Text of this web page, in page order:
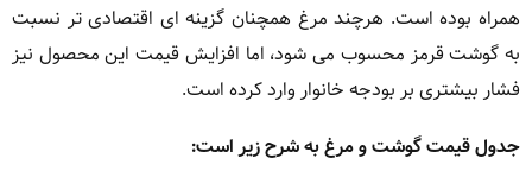
همراه بوده است. هرچند مرغ همچنان گزینه ای اقتصادی تر نسبت
به گوشت قرمز محسوب می شود، اما افزایش قیمت این محصول نیز
فشار بیشتری بر بودجه خانوار وارد کرده است.
جدول قیمت گوشت و مرغ به شرح زیر است: